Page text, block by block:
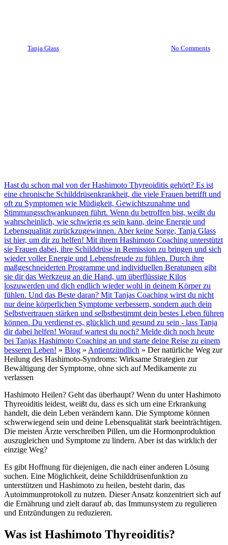
Tanja Glass No Comments
Hast du schon mal von der Hashimoto Thyreoiditis gehört? Es ist
eine chronische Schilddrüsenkrankheit, die viele Frauen betrifft und
oft zu Symptomen wie Müdigkeit, Gewichtszunahme und
Stimmungsschwankungen führt. Wenn du betroffen bist, weißt du
wahrscheinlich, wie schwierig es sein kann, deine Energie und
Lebensqualität zurückzugewinnen. Aber keine Sorge, Tanja Glass
ist hier, um dir zu helfen! Mit ihrem Hashimoto Coaching unterstützt
sie Frauen dabei, ihre Schilddrüse in Remission zu bringen und sich
wieder voller Energie und Lebensfreude zu fühlen. Durch ihre
maßgeschneiderten Programme und individuellen Beratungen gibt
sie dir das Werkzeug an die Hand, um überflüssige Kilos
loszuwerden und dich endlich wieder wohl in deinem Körper zu
fühlen. Und das Beste daran? Mit Tanjas Coaching wirst du nicht
nur deine körperlichen Symptome verbessern, sondern auch dein
Selbstvertrauen stärken und selbstbestimmt dein bestes Leben führen
können. Du verdienst es, glücklich und gesund zu sein - lass Tanja
dir dabei helfen! Worauf wartest du noch? Melde dich noch heute
bei Tanjas Hashimoto Coaching an und starte deine Reise zu einem
besseren Leben! » Blog » Antientzündlich » Der natürliche Weg zur
Heilung des Hashimoto-Syndroms: Wirksame Strategien zur
Bewältigung der Symptome, ohne sich auf Medikamente zu
verlassen
Hashimoto Heilen? Geht das überhaupt? Wenn du unter Hashimoto
Thyreoiditis leidest, weißt du, dass es sich um eine Erkrankung
handelt, die dein Leben verändern kann. Die Symptome können
schwerwiegend sein und deine Lebensqualität stark beeinträchtigen.
Die meisten Ärzte verschreiben Pillen, um die Hormonproduktion
auszugleichen und Symptome zu lindern. Aber ist das wirklich der
einzige Weg?
Es gibt Hoffnung für diejenigen, die nach einer anderen Lösung
suchen. Eine Möglichkeit, deine Schilddrüsenfunktion zu
unterstützen und Hashimoto zu heilen, besteht darin, das
Autoimmunprotokoll zu nutzen. Dieser Ansatz konzentriert sich auf
die Ernährung und zielt darauf ab, das Immunsystem zu regulieren
und Entzündungen zu reduzieren.
Was ist Hashimoto Thyreoiditis?